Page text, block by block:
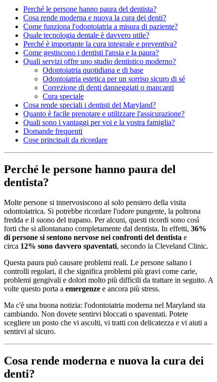
Perché le persone hanno paura del dentista?
Cosa rende moderna e nuova la cura dei denti?
Come funziona l'odontoiatria a misura di paziente?
Quale tecnologia dentale è davvero utile?
Perché è importante la cura integrale e preventiva?
Come gestiscono i dentisti l'ansia e la paura?
Quali servizi offre uno studio dentistico moderno?
Odontoiatria quotidiana e di base
Odontoiatria estetica per un sorriso sicuro di sé
Correzione di denti danneggiati o mancanti
Cura speciale
Cosa rende speciali i dentisti del Maryland?
Quanto è facile prenotare e utilizzare l'assicurazione?
Quali sono i vantaggi per voi e la vostra famiglia?
Domande frequenti
Cose principali da ricordare
Perché le persone hanno paura del
dentista?
Molte persone si innervosiscono al solo pensiero della visita
odontoiatrica. Si potrebbe ricordare l'odore pungente, la poltrona
fredda e il suono del trapano. Per alcuni, questi ricordi sono così
forti che si allontanano completamente dal dentista. In effetti, 36%
di persone si sentono nervose nei confronti del dentista e
circa 12% sono davvero spaventati, secondo la Cleveland Clinic.
Questa paura può causare problemi reali. Le persone saltano i
controlli regolari, il che significa problemi più gravi come carie,
problemi gengivali e dolori molto più difficili da trattare in seguito. A
volte questo porta a emergenze e ancora più stress.
Ma c'è una buona notizia: l'odontoiatria moderna nel Maryland sta
cambiando. Non dovete sentirvi bloccati o spaventati. Potete
scegliere un posto che vi ascolti, vi tratti con delicatezza e vi aiuti a
sentirvi al sicuro.
Cosa rende moderna e nuova la cura dei
denti?